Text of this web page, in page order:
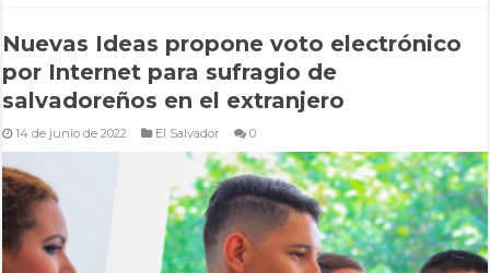
Nuevas Ideas propone voto electrónico
por Internet para sufragio de
salvadoreños en el extranjero
14 de junio de 2022 El Salvador 0